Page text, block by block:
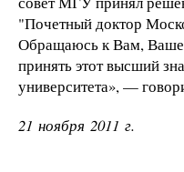
"Почетный доктор
Обращаюсь к Вам, Ваше
принять этот высший
университета», —
21 ноября 2011 г.